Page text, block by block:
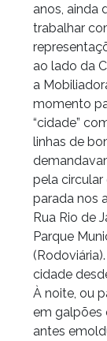
anos, ainda
trabalhar
ao lado da
a
momento
“cidade”
linhas de
pela circular
parada nos
Rua Rio de
Parque
cidade
À noite, ou
em galpões
antes